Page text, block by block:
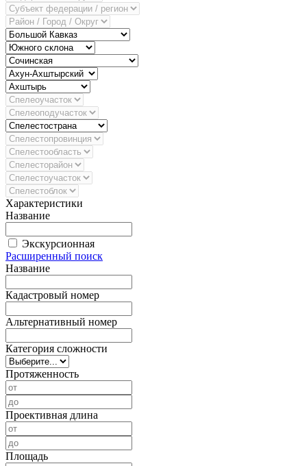
Характеристики
Название
Экскурсионная
Расширенный поиск
Название
Кадастровый номер
Альтернативный номер
Категория сложности
Протяженность
Проективная длина
Площадь